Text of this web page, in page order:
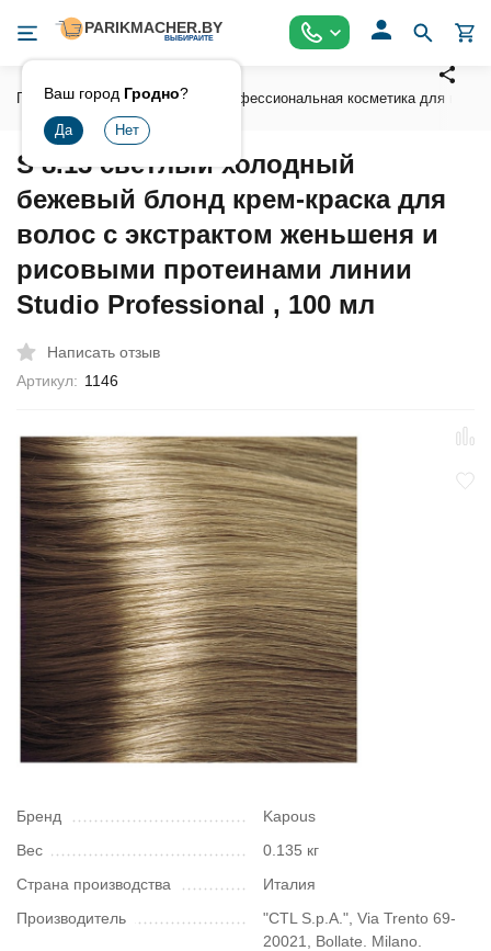
Ваш город Гродно?
Главная Косметика Профессиональная косметика для волос
S 8.13 светлый холодный
бежевый блонд крем-краска для
волос с экстрактом женьшеня и
рисовыми протеинами линии
Studio Professional , 100 мл
Написать отзыв
Артикул: 1146
Бренд
Kapous
Вес
0.135 кг
Страна производства
Италия
Производитель
"CTL S.p.A.", Via Trento 69-
20021, Bollate. Milano.